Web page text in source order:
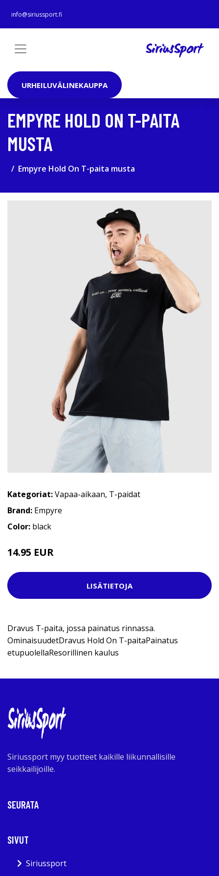
info@siriussport.fi
URHEILUVÄLINEKAUPPA
EMPYRE HOLD ON T-PAITA
MUSTA
Empyre Hold On T-paita musta
Kategoriat:Vapaa-aikaan, T-paidat
Brand: Empyre
Color: black
14.95 EUR
LISÄTIETOJA
Dravus T-paita, jossa painatus rinnassa.
OminaisuudetDravus Hold On T-paitaPainatus
etupuolellaResorillinen kaulus
Siriussport myy tuotteet kaikille liikunnallisille
seikkailijoille.
SEURATA
SIVUT
Siriussport